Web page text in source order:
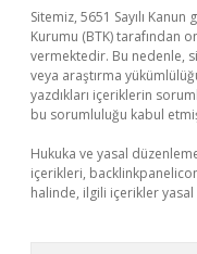
Sitemiz, 5651 Sayılı
Kurumu (BTK) tarafından
vermektedir. Bu nedenle,
veya araştırma
yazdıkları içeriklerin
bu sorumluluğu kabul
Hukuka ve yasal
içerikleri,
halinde, ilgili içerikler yasal